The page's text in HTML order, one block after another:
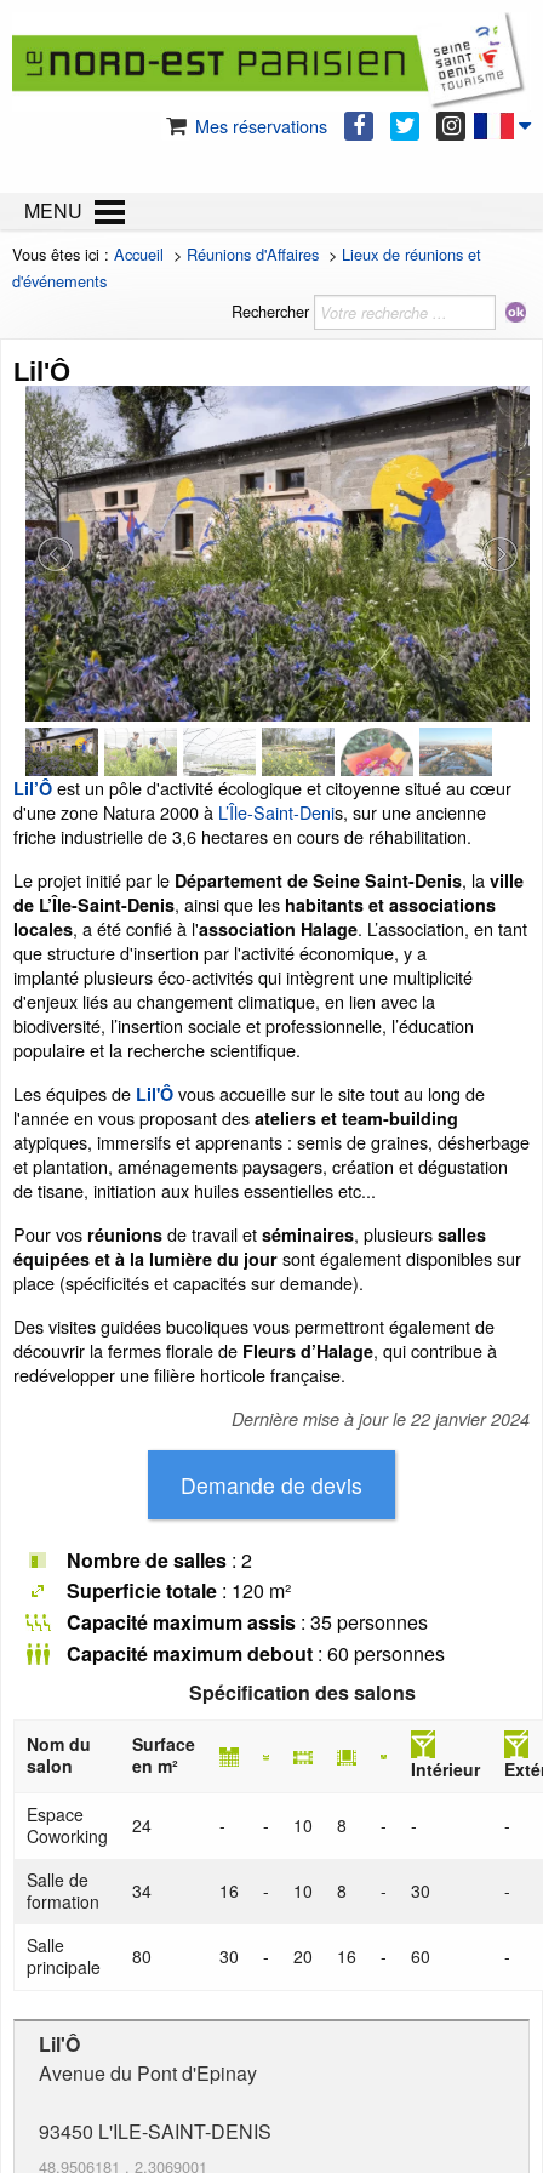
Mes réservations
MENU
Vous êtes ici : Accueil > Réunions d'Affaires > Lieux de réunions et
d'événements
Rechercher
Lil'Ô
Lil’Ô est un pôle d'activité écologique et citoyenne situé au cœur
d'une zone Natura 2000 à L’Île-Saint-Denis, sur une ancienne
friche industrielle de 3,6 hectares en cours de réhabilitation.
Le projet initié par le Département de Seine Saint-Denis, la ville
de L’Île-Saint-Denis, ainsi que les habitants et associations
locales, a été confié à l'association Halage. L’association, en tant
que structure d'insertion par l'activité économique, y a
implanté plusieurs éco-activités qui intègrent une multiplicité
d'enjeux liés au changement climatique, en lien avec la
biodiversité, l’insertion sociale et professionnelle, l’éducation
populaire et la recherche scientifique.
Les équipes de Lil'Ô vous accueille sur le site tout au long de
l'année en vous proposant des ateliers et team-building
atypiques, immersifs et apprenants : semis de graines, désherbage
et plantation, aménagements paysagers, création et dégustation
de tisane, initiation aux huiles essentielles etc...
Pour vos réunions de travail et séminaires, plusieurs salles
équipées et à la lumière du jour sont également disponibles sur
place (spécificités et capacités sur demande).
Des visites guidées bucoliques vous permettront également de
découvrir la fermes florale de Fleurs d’Halage, qui contribue à
redévelopper une filière horticole française.
Dernière mise à jour le 22 janvier 2024
Nombre de salles : 2
Superficie totale : 120 m²
Capacité maximum assis : 35 personnes
Capacité maximum debout : 60 personnes
Spécification des salons
Nom du
salon
Surface
en m²
Intérieur
Espace
Coworking
24 - - 10 8 - - -
Salle de
formation
34 16 - 10 8 - 30 -
Salle
principale
80 30 - 20 16 - 60 -
Lil'Ô
Avenue du Pont d'Epinay
93450 L'ILE-SAINT-DENIS
48.9506181 , 2.3069001